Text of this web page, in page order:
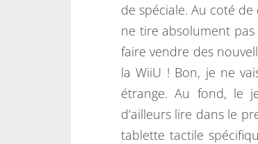
de spéciale. Au coté
ne tire absolument
faire vendre des
la WiiU ! Bon, je ne
étrange. Au fond, le
d’ailleurs lire dans le
tablette tactile